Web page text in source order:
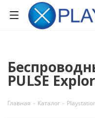
PULSE
Главная - Каталог -